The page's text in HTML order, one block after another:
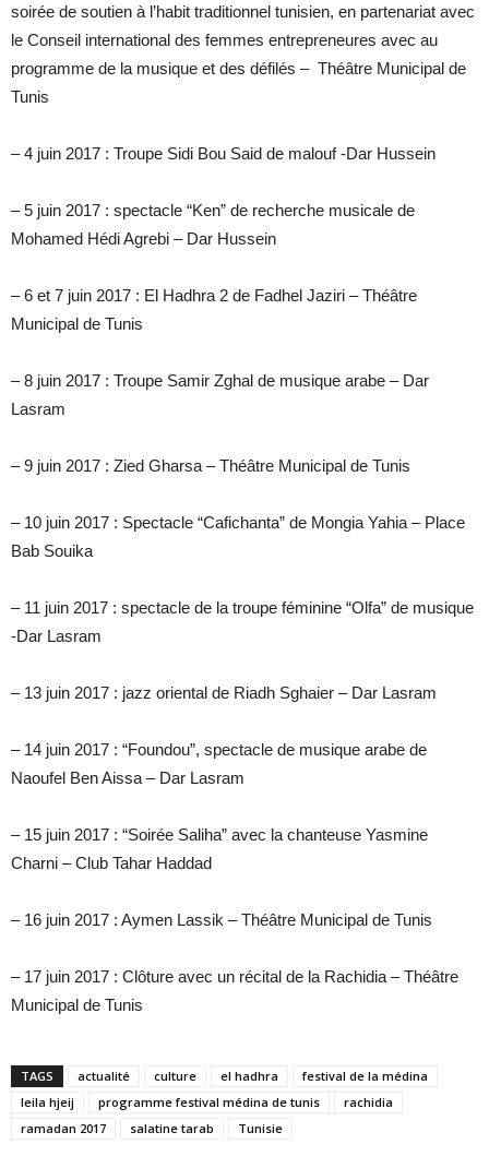
soirée de soutien à l’habit traditionnel tunisien, en partenariat avec
le Conseil international des femmes entrepreneures avec au
programme de la musique et des défilés – Théâtre Municipal de
Tunis
– 4 juin 2017 : Troupe Sidi Bou Said de malouf -Dar Hussein
– 5 juin 2017 : spectacle “Ken” de recherche musicale de
Mohamed Hédi Agrebi – Dar Hussein
– 6 et 7 juin 2017 : El Hadhra 2 de Fadhel Jaziri – Théâtre
Municipal de Tunis
– 8 juin 2017 : Troupe Samir Zghal de musique arabe – Dar
Lasram
– 9 juin 2017 : Zied Gharsa – Théâtre Municipal de Tunis
– 10 juin 2017 : Spectacle “Cafichanta” de Mongia Yahia – Place
Bab Souika
– 11 juin 2017 : spectacle de la troupe féminine “Olfa” de musique
-Dar Lasram
– 13 juin 2017 : jazz oriental de Riadh Sghaier – Dar Lasram
– 14 juin 2017 : “Foundou”, spectacle de musique arabe de
Naoufel Ben Aissa – Dar Lasram
– 15 juin 2017 : “Soirée Saliha” avec la chanteuse Yasmine
Charni – Club Tahar Haddad
– 16 juin 2017 : Aymen Lassik – Théâtre Municipal de Tunis
– 17 juin 2017 : Clôture avec un récital de la Rachidia – Théâtre
Municipal de Tunis
TAGS actualité culture el hadhra
festival de la médina
leila hjeij
programme festival médina de tunis
rachidia
ramadan 2017
salatine tarab Tunisie